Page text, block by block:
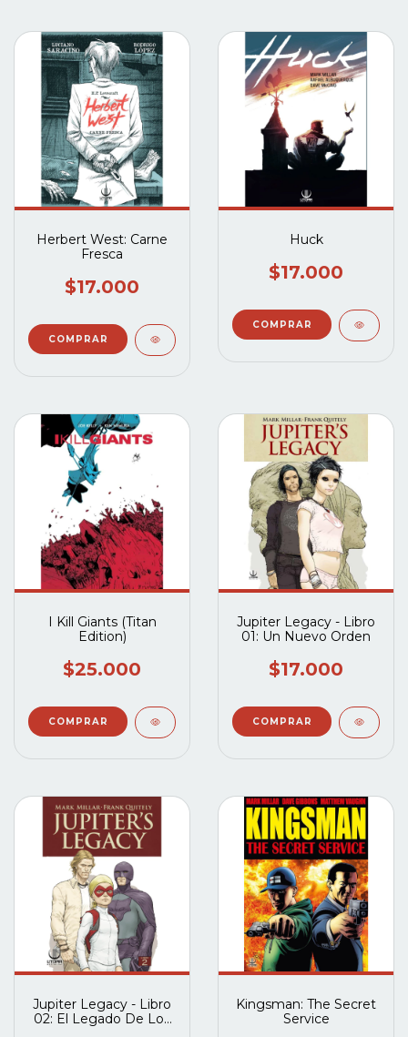
Herbert West: Carne
Fresca
$17.000
Huck
$17.000
I Kill Giants (Titan
Edition)
$25.000
Jupiter Legacy - Libro
01: Un Nuevo Orden
$17.000
Jupiter Legacy - Libro
02: El Legado De Los
Kingsman: The Secret
Service